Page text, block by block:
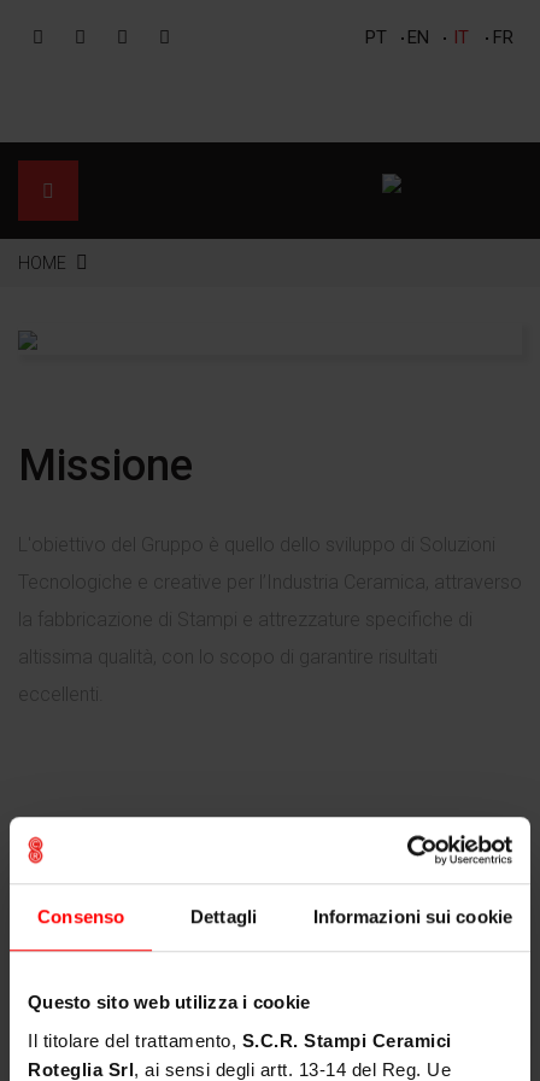
Consenso Dettagli Informazioni sui cookie
Questo sito web utilizza i cookie
Il titolare del trattamento, S.C.R. Stampi Ceramici
Roteglia Srl, ai sensi degli artt. 13-14 del Reg. Ue
PT EN IT FR
SCRGROUP
PRODOTTI
MEDIA
HOME
Missione
L'obiettivo del Gruppo è quello dello sviluppo di Soluzioni
Tecnologiche e creative per l’Industria Ceramica, attraverso
la fabbricazione di Stampi e attrezzature specifiche di
altissima qualità, con lo scopo di garantire risultati
eccellenti.